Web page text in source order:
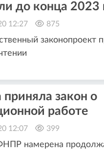
до конца 2023
12:27 875
законопроект
приняла закон о
работе
12:07 399
намерена